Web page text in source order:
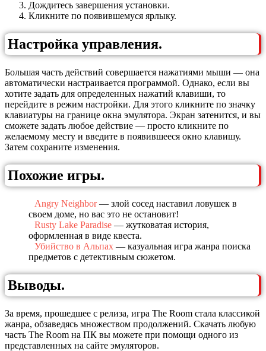
Дождитесь завершения установки.
Кликните по появившемуся ярлыку.
Настройка управления.
Большая часть действий совершается нажатиями мыши — она
автоматически настраивается программой. Однако, если вы
хотите задать для определенных нажатий клавиши, то
перейдите в режим настройки. Для этого кликните по значку
клавиатуры на границе окна эмулятора. Экран затенится, и вы
сможете задать любое действие — просто кликните по
желаемому месту и введите в появившееся окно клавишу.
Затем сохраните изменения.
Похожие игры.
Angry Neighbor— злой сосед наставил ловушек в
своем доме, но вас это не остановит!
Rusty Lake Paradise — жутковатая история,
оформленная в виде квеста.
Убийство в Альпах — казуальная игра жанра поиска
предметов с детективным сюжетом.
Выводы.
За время, прошедшее с релиза, игра The Room стала классикой
жанра, обзаведясь множеством продолжений. Скачать любую
часть The Room на ПК вы можете при помощи одного из
представленных на сайте эмуляторов.